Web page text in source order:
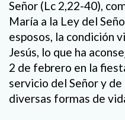
Señor (Lc 2,22-40),
María a la Ley del
esposos, la condición
Jesús, lo que ha
2 de febrero en la
servicio del Señor y
diversas formas de